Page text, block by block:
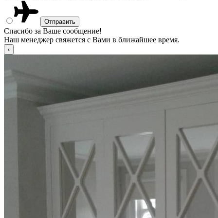
Спасибо за Ваше сообщение!
Наш менеджер свяжется с Вами в ближайшее время.